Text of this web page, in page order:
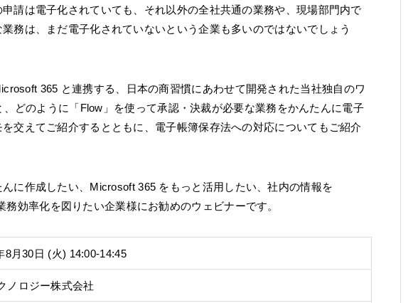
請は電子化されていても、それ以外の全社共通の業務や、現場部門内で
務は、まだ電子化されていないという企業も多いのではないでしょう
365 と連携する、日本の商習慣にあわせて開発された当社独自のワ
どのように「Flow」を使って承認・決裁が必要な業務をかんたんに電子
交えてご紹介するとともに、電子帳簿保存法への対応についてもご紹介
に作成したい、Microsoft 365 をもっと活用したい、社内の情報を
効率化を図りたい企業様にお勧めのウェビナーです。
8月30日 (火) 14:00-14:45
ノロジー株式会社